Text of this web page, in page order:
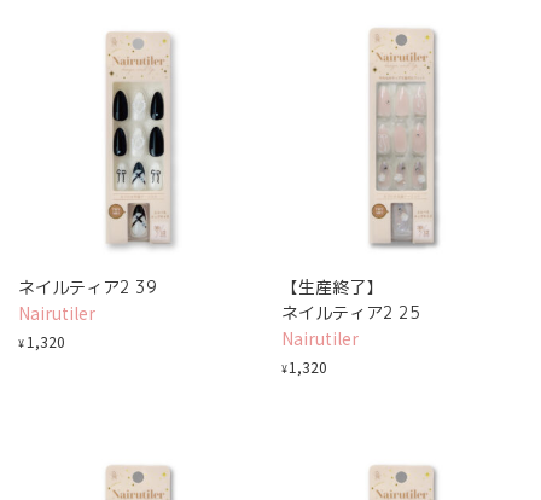
ネイルティア2 39
Nairutiler
¥ 1,320
【生産終了】
ネイルティア2 25
Nairutiler
¥1,320